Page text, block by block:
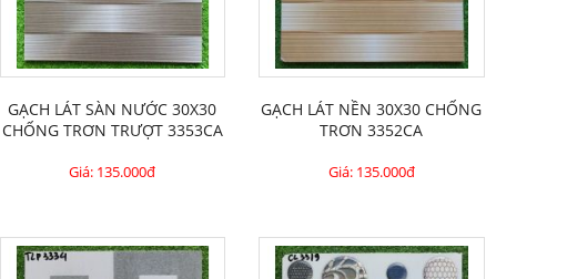
GẠCH LÁT SÀN NƯỚC 30X30
CHỐNG TRƠN TRƯỢT 3353CA
Giá: 135.000đ
GẠCH LÁT NỀN 30X30 CHỐNG
TRƠN 3352CA
Giá: 135.000đ